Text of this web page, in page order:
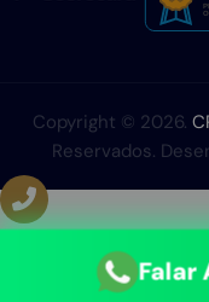
Copyright © 2026.
Reservados.
Falar